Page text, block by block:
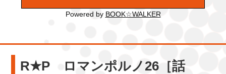
Powered by BOOK☆WALKER
R★P ロマンポルノ26［話